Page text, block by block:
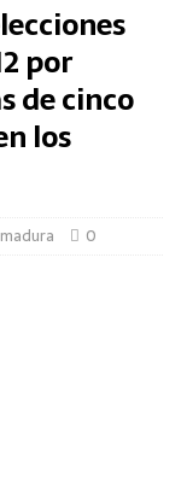
por
de cinco
los
0